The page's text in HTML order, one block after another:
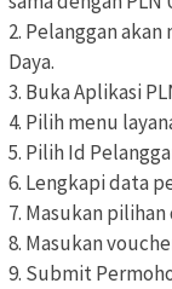
2. Pelanggan
Daya.
3. Buka Aplikasi
4. Pilih menu
5. Pilih Id
6. Lengkapi data
7. Masukan pilihan
8. Masukan
9. Submit